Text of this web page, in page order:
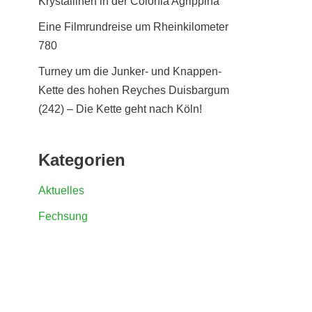
Eine Filmrundreise um Rheinkilometer
780
Turney um die Junker- und Knappen-
Kette des hohen Reyches Duisbargum
(242) – Die Kette geht nach Köln!
Kategorien
Aktuelles
Fechsung